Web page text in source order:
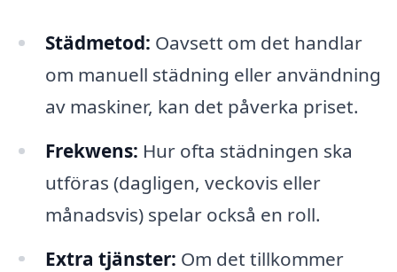
Städmetod: Oavsett om det handlar
om manuell städning eller användning
av maskiner, kan det påverka priset.
Frekwens: Hur ofta städningen ska
utföras (dagligen, veckovis eller
månadsvis) spelar också en roll.
Extra tjänster: Om det tillkommer